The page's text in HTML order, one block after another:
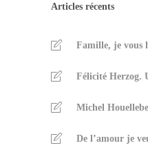
Articles récents
Famille, je vous
Félicité Herzog.
Michel
De l’amour je